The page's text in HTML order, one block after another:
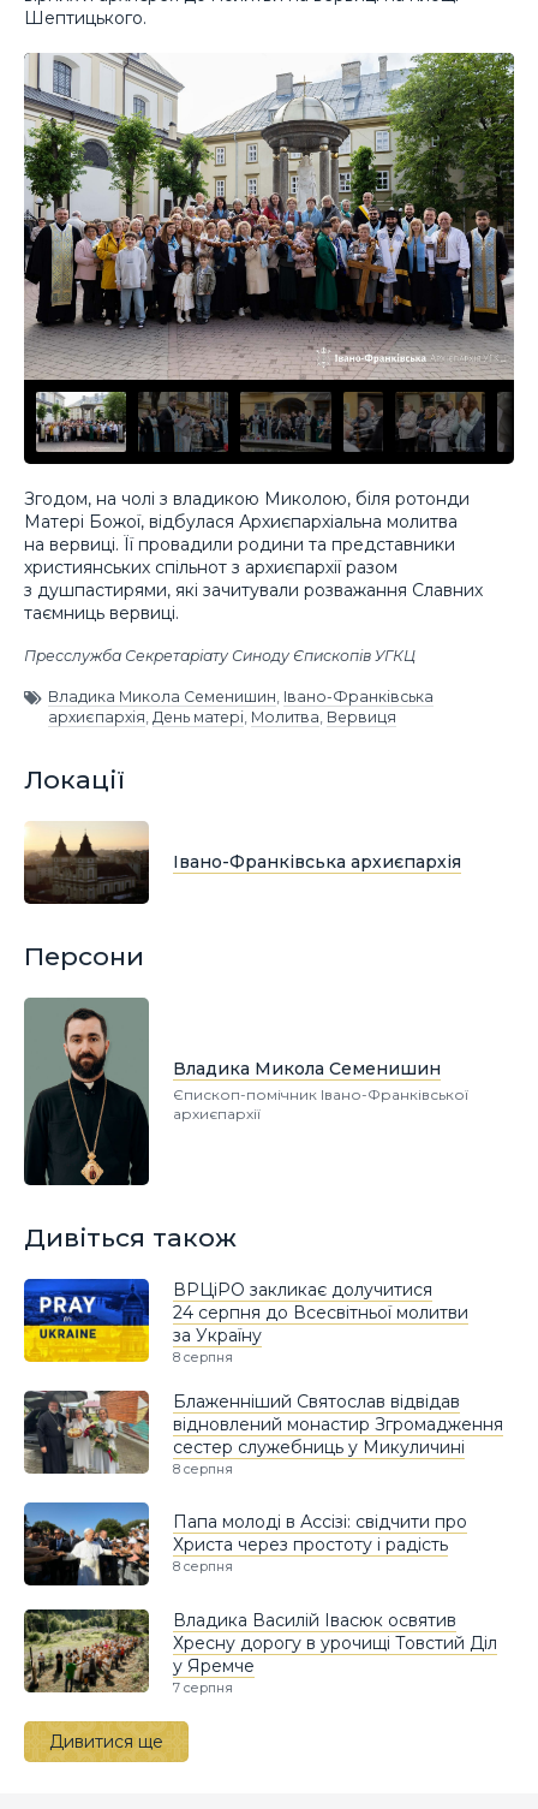
Шептицького.
Згодом, на чолі з владикою Миколою, біля ротонди
Матері Божої, відбулася Архиєпархіальна молитва
на вервиці. Її провадили родини та представники
християнських спільнот з архиєпархії разом
з душпастирями, які зачитували розважання Славних
таємниць вервиці.
Пресслужба Секретаріату Синоду Єпископів УГКЦ
Владика Микола Семенишин, Івано-Франківська
архиєпархія, День матері, Молитва, Вервиця
Локації
Івано-Франківська архиєпархія
Персони
Владика Микола Семенишин
Єпископ-помічник Івано-Франківської
архиєпархії
Дивіться також
ВРЦіРО закликає долучитися
24 серпня до Всесвітньої молитви
за Україну
8 серпня
Блаженніший Святослав відвідав
відновлений монастир Згромадження
сестер служебниць у Микуличині
8 серпня
Папа молоді в Ассізі: свідчити про
Христа через простоту і радість
8 серпня
Владика Василій Івасюк освятив
Хресну дорогу в урочищі Товстий Діл
у Яремче
7 серпня
Дивитися ще